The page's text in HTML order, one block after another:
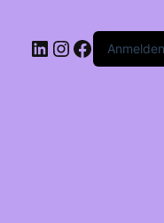
LinkedIn
Instagram
Anmelden